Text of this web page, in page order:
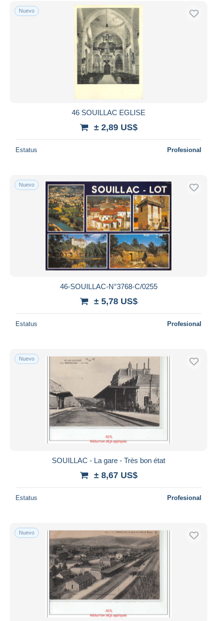
Sólo con descuento
Envío gratis
Métodos de pago
Transferencia bancaria
Mastercard
Bancontact
Deseleccionar todo
Aplicar
Nuevo
46 SOUILLAC EGLISE
± 2,89 US$
Estatus Profesional
Nuevo
46-SOUILLAC-N°3768-C/0255
± 5,78 US$
Estatus Profesional
Nuevo
SOUILLAC - La gare - Très bon état
± 8,67 US$
Estatus Profesional
Nuevo